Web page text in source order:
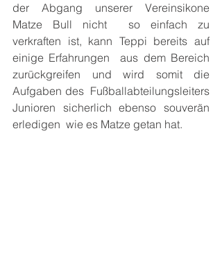
der Abgang unserer Vereinsikone
Matze Bull nicht  so einfach zu
verkraften ist, kann Teppi bereits auf
einige Erfahrungen  aus dem Bereich
zurückgreifen und wird somit die
Aufgaben des  Fußballabteilungsleiters
Junioren sicherlich ebenso souverän
erledigen  wie es Matze getan hat.